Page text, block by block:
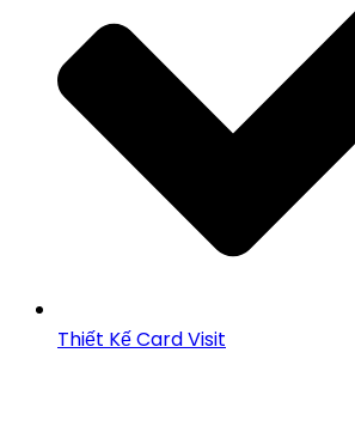
Thiết Kế Card Visit